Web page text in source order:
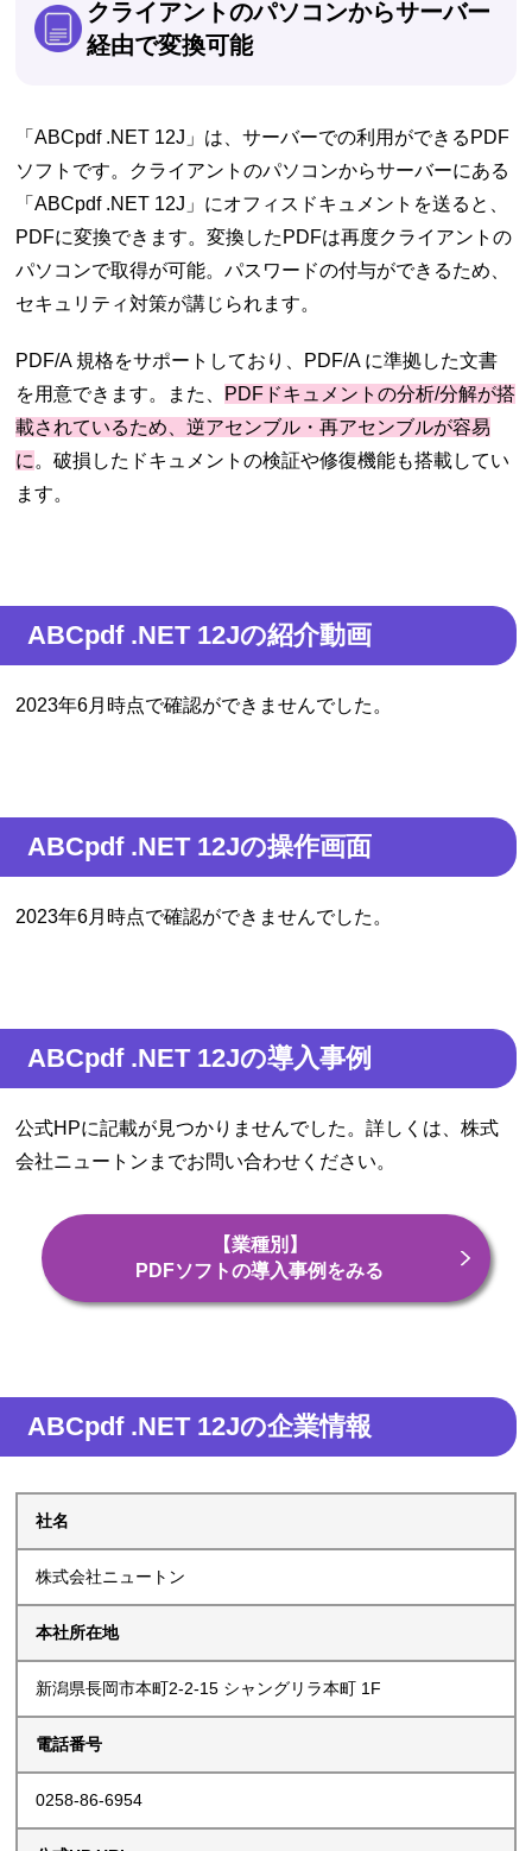
クライアントのパソコンからサーバー
経由で変換可能
「ABCpdf .NET 12J」は、サーバーでの利用ができるPDF
ソフトです。クライアントのパソコンからサーバーにある
「ABCpdf .NET 12J」にオフィスドキュメントを送ると、
PDFに変換できます。変換したPDFは再度クライアントの
パソコンで取得が可能。パスワードの付与ができるため、
セキュリティ対策が講じられます。
PDF/A 規格をサポートしており、PDF/A に準拠した文書
を用意できます。また、 PDFドキュメントの分析/分解が搭
載されているため、逆アセンブル・再アセンブルが容易
に 。破損したドキュメントの検証や修復機能も搭載してい
ます。
ABCpdf .NET 12Jの紹介動画
2023年6月時点で確認ができませんでした。
ABCpdf .NET 12Jの操作画面
2023年6月時点で確認ができませんでした。
ABCpdf .NET 12Jの導入事例
公式HPに記載が見つかりませんでした。詳しくは、株式
会社ニュートンまでお問い合わせください。
【業種別】
PDFソフトの導入事例をみる
ABCpdf .NET 12Jの企業情報
社名
株式会社ニュートン
本社所在地
新潟県長岡市本町2-2-15 シャングリラ本町 1F
電話番号
0258-86-6954